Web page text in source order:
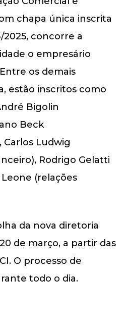
chapa única inscrita
2025, concorre a
o empresário
os demais
estão inscritos como
Bigolin
Beck
Carlos Ludwig
Rodrigo Gelatti
(relações
da nova diretoria
de março, a partir das
O processo de
todo o dia.